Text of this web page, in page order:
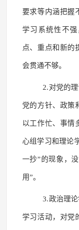
要求等内涵把握
学习系统性不
点、重点和新的
会贯通不够。
2.对党的
党的方针、政策
以工作忙、事情
心组学习和理论
一抄”的现象，
用”。
3.政治理
学习活动，对党